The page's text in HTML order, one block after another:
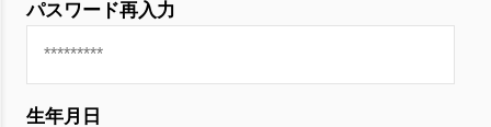
パスワード再入力
生年月日